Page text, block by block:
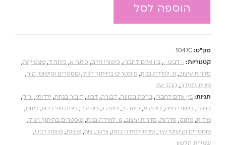
הוספה לסל
מק"ט: 1047C
קטגוריות: - דבש -, בין אדם לחברו, כישורי חיים, כיתה א, כיתה ד, מצטיין/ת,
סדרות עיצוב, פ. למידה בנות, פוסטרים בחיתוך רגיל, פוסטרים וקישוטי קיר,
פינות למידה, קהל יעד
תגיות: בין אדם לחברו, ברכה בכוונה, דבורה, דבש, דיבור בנחת, ילדותי, ירוק,
כוורת, כישורי חיים, כיתה א, כיתה ב, כיתה ג, כיתה ד, כיתה של דבש, כתום,
מידות, מתוק, סדרות, סדרות עיצוב, פ. למידה בנות, פוסטרים בחיתוך רגיל,
פוסטרים וקישוטי קיר, פינות למידה בנות, צהוב, צוף, צנצנת, צנצנת דבש,
שמירת הלשון